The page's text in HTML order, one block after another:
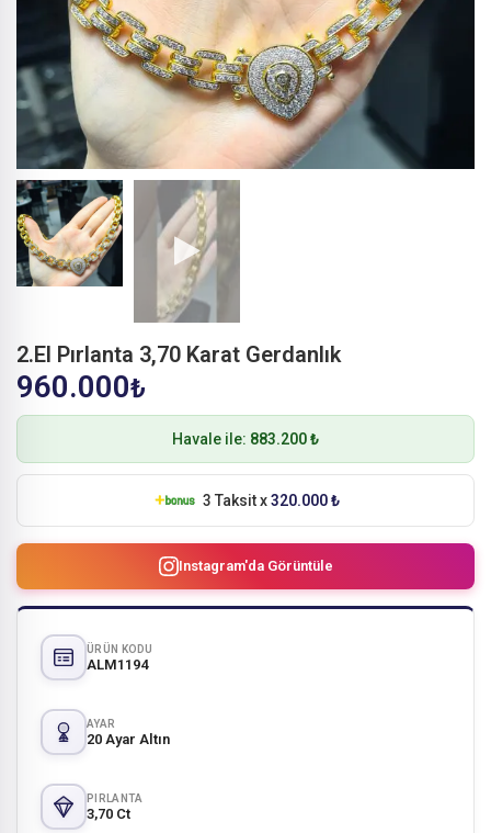
2.El Pırlanta 3,70 Karat Gerdanlık
960.000₺
Havale ile: 883.200 ₺
3 Taksit x320.000 ₺
Instagram'da Görüntüle
ÜRÜN KODU
ALM1194
AYAR
20 Ayar Altın
PIRLANTA
3,70 Ct